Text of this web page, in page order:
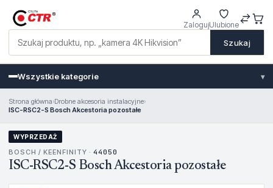
Szukaj
ZalogujUlubione
Wszystkie kategorie ▾
Strona główna›Drobne akcesoria instalacyjne›
ISC-RSC2-S Bosch Akcestoria pozostałe
WYPRZEDAŻ
BOSCH / KEENFINITY · 44050
ISC-RSC2-S Bosch Akcestoria pozostałe